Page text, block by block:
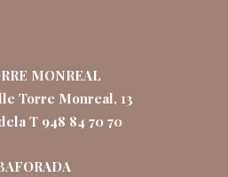
MONREAL
Torre Monreal, 13
T 948 84 70 70